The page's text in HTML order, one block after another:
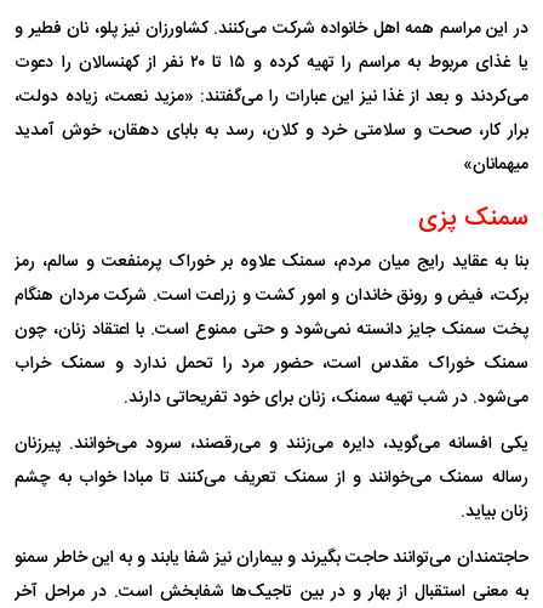
در این مراسم همه اهل خانواده شرکت می‌کنند. کشاورزان نیز پلو، نان فطیر و
یا غذای مربوط به مراسم را تهیه کرده و ۱۵ تا ۲۰ نفر از کهنسالان را دعوت
می‌کردند و بعد از غذا نیز این عبارات را می‌گفتند: «مزید نعمت، زیاده دولت،
برار کار، صحت و سلامتی خرد و کلان، رسد به بابای دهقان، خوش آمدید
میهمانان»
سمنک پزی
بنا به عقاید رایج میان مردم، سمنک علاوه بر خوراک پرمنفعت و سالم، رمز
برکت، فیض و رونق خاندان و امور کشت و زراعت است. شرکت مردان هنگام
پخت سمنک جایز دانسته نمی‌شود و حتی ممنوع است. با اعتقاد زنان، چون
سمنک خوراک مقدس است، حضور مرد را تحمل ندارد و سمنک خراب
می‌شود. در شب تهیه سمنک، زنان برای خود تفریحاتی دارند.
یکی افسانه می‌گوید، دایره می‌زنند و می‌رقصند، سرود می‌خوانند. پیرزنان
رساله سمنک می‌خوانند و از سمنک تعریف می‌کنند تا مبادا خواب به چشم
زنان بیاید.
حاجتمندان می‌توانند حاجت بگیرند و بیماران نیز شفا یابند و به این خاطر سمنو
به معنی استقبال از بهار و در بین تاجیک‌ها شفابخش است. در مراحل آخر